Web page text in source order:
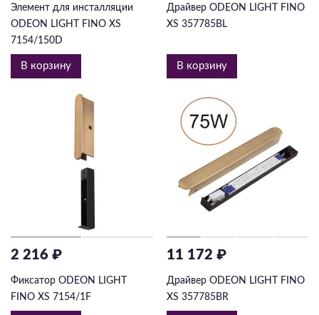
Элемент для инсталляции
ODEON LIGHT FINO XS
7154/150D
В корзину
Драйвер ODEON LIGHT FINO
XS 357785BL
В корзину
2 216 ₽
Фиксатор ODEON LIGHT
FINO XS 7154/1F
11 172 ₽
Драйвер ODEON LIGHT FINO
XS 357785BR